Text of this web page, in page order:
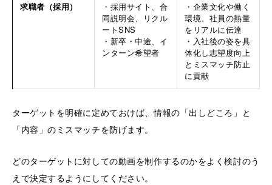
求職者（採用）
・採用サイト、合
同説明会、リクル
ートSNS
・新卒・中途、イ
ンターン希望者
・企業文化や働く
環境、社員の熱量
をリアルに伝達
・入社後の姿を具
体化し志望度向上
とミスマッチ防止
に貢献
ターゲットを明確に定めておけば、情報の「出しどころ」と
「内容」のミスマッチを防げます。
どのターゲットに対しての動画を制作するのかをよく検討のう
えで決定するようにしてください。